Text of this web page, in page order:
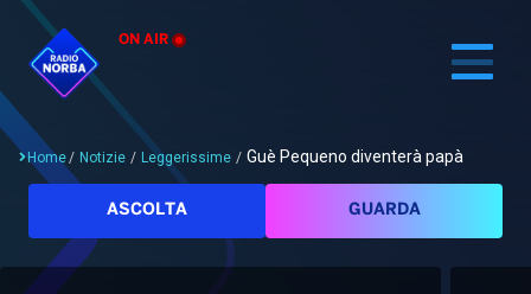
ON AIR
Cerca
Home/ Notizie / Leggerissime / Guè Pequeno diventerà papà
ASCOLTA GUARDA